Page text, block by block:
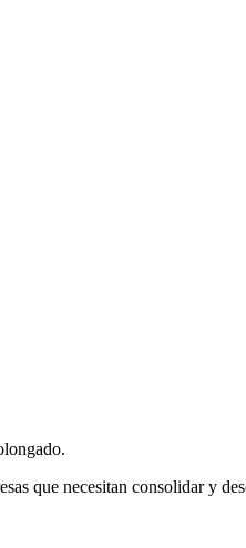
que necesitan consolidar y